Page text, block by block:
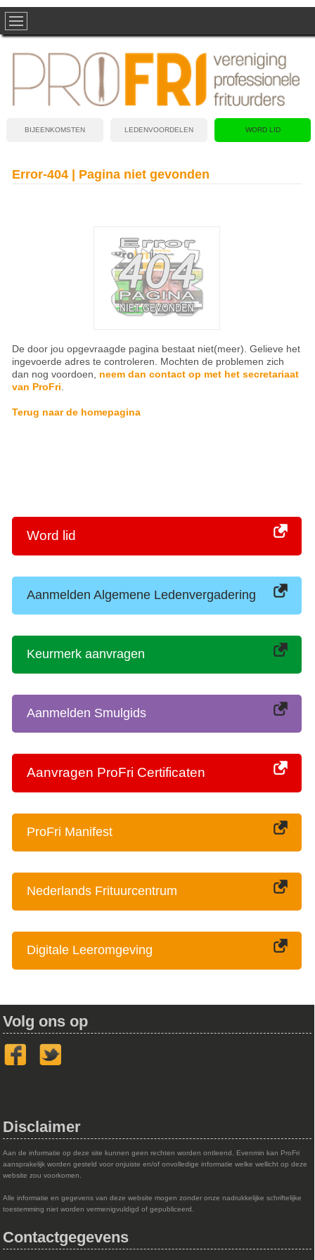
BIJEENKOMSTEN LEDENVOORDELEN WORD LID
Error-404 | Pagina niet gevonden
De door jou opgevraagde pagina bestaat niet(meer). Gelieve het
ingevoerde adres te controleren. Mochten de problemen zich
dan nog voordoen, neem dan contact op met het secretariaat
van ProFri
Terug naar de homepagina
Word lid
Aanmelden Algemene Ledenvergadering
Keurmerk aanvragen
Aanmelden Smulgids
Aanvragen ProFri Certificaten
ProFri Manifest
Nederlands Frituurcentrum
Digitale Leeromgeving
Volg ons op
Disclaimer
Aan de informatie op deze site kunnen geen rechten worden ontleend. Evenmin kan ProFri
aansprakelijk worden gesteld voor onjuiste en/of onvolledige informatie welke wellicht op deze
website zou voorkomen.
Alle informatie en gegevens van deze website mogen zonder onze nadrukkelijke schriftelijke
toestemming niet worden vermenigvuldigd of gepubliceerd.
Contactgegevens